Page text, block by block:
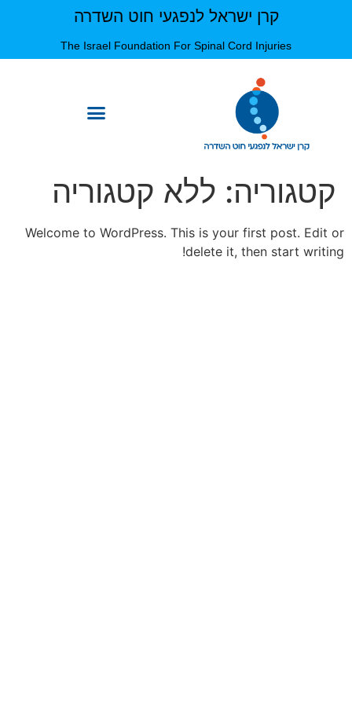
קרן ישראל לנפגעי חוט השדרה
The Israel Foundation For Spinal Cord Injuries
קטגוריה: ללא קטגוריה
Welcome to WordPress. This is your first post. Edit or
delete it, then start writing!